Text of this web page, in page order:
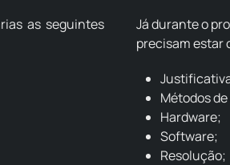
as seguintes
Já durante o
precisam estar
Métodos
Hardware;
Software;
Resolução;